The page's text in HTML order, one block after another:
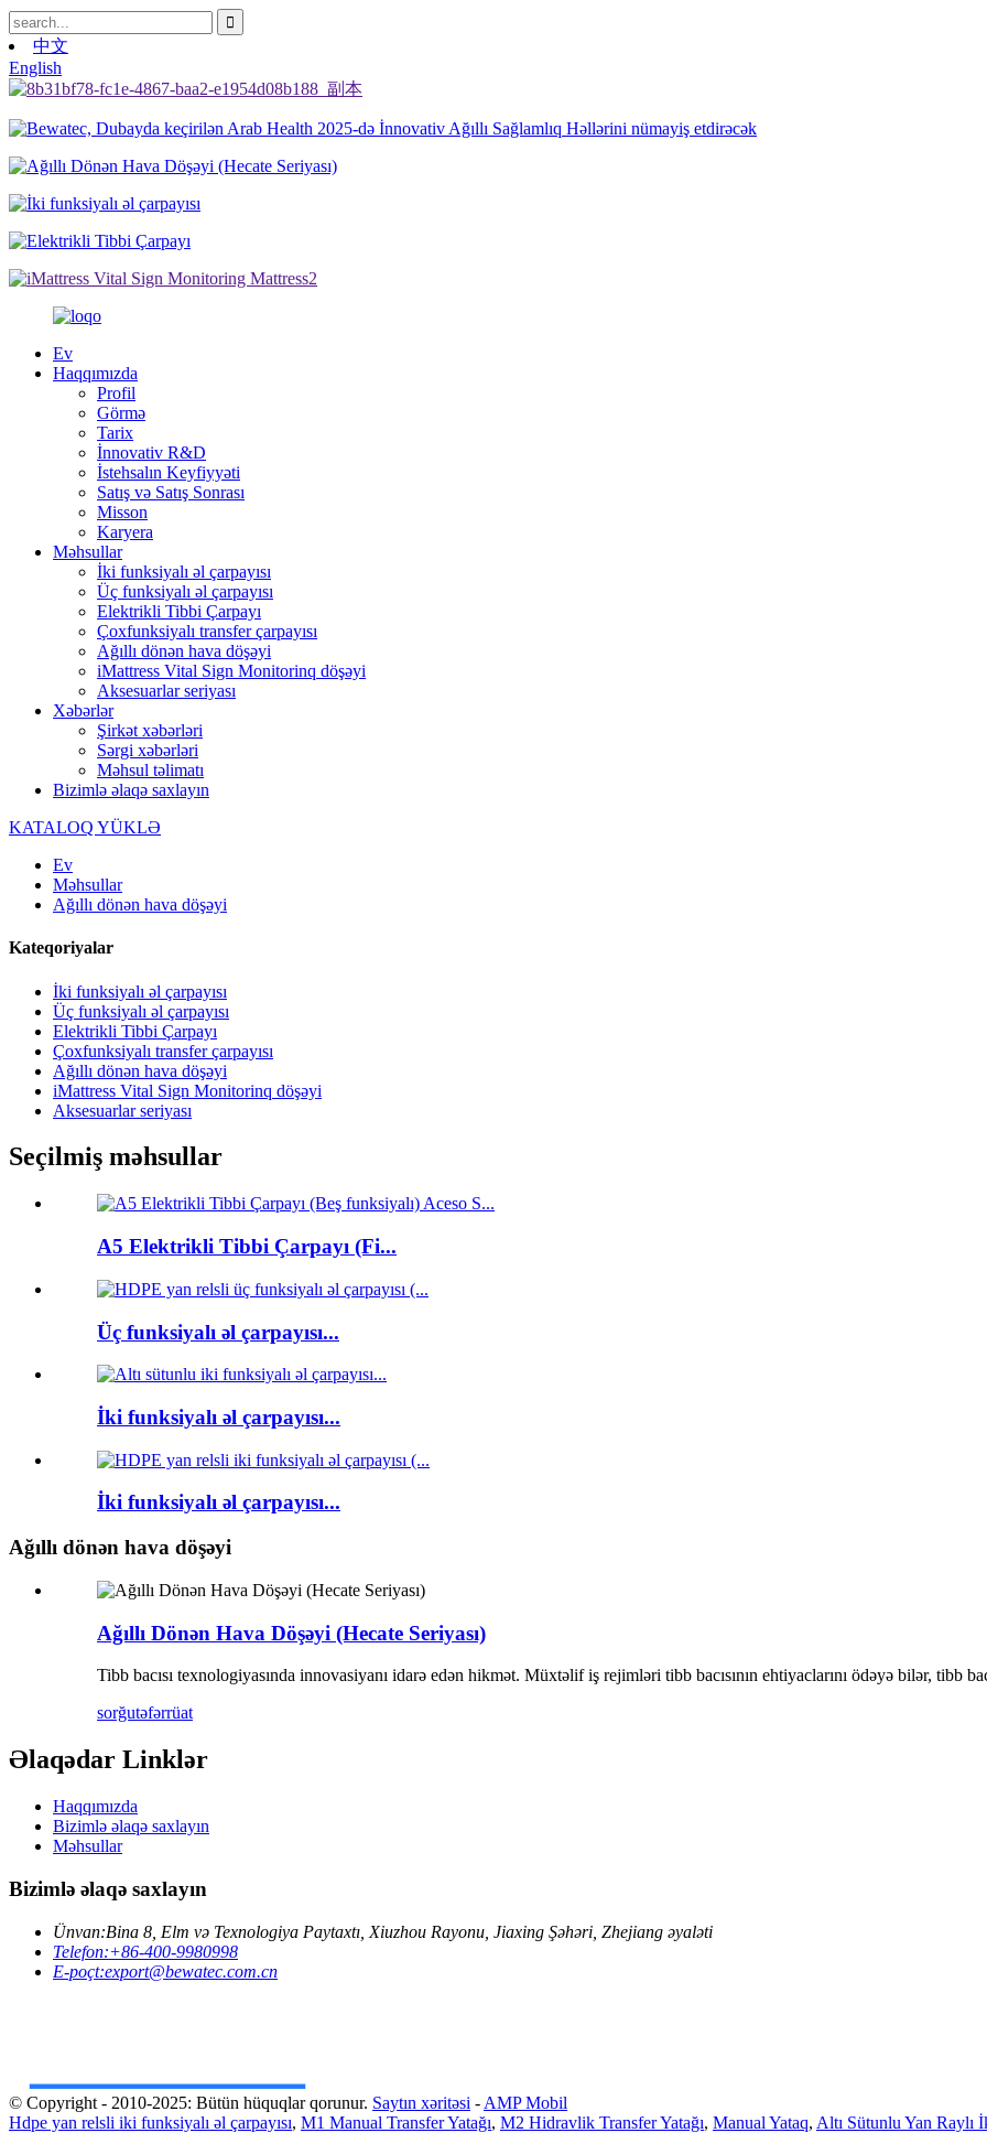
中文
English
Ev
Haqqımızda
Profil
Görmə
Tarix
İnnovativ R&D
İstehsalın Keyfiyyəti
Satış və Satış Sonrası
Misson
Karyera
Məhsullar
İki funksiyalı əl çarpayısı
Üç funksiyalı əl çarpayısı
Elektrikli Tibbi Çarpayı
Çoxfunksiyalı transfer çarpayısı
Ağıllı dönən hava döşəyi
iMattress Vital Sign Monitorinq döşəyi
Aksesuarlar seriyası
Xəbərlər
Şirkət xəbərləri
Sərgi xəbərləri
Məhsul təlimatı
Bizimlə əlaqə saxlayın
KATALOQ YÜKLƏ
Ev
Məhsullar
Ağıllı dönən hava döşəyi
Kateqoriyalar
İki funksiyalı əl çarpayısı
Üç funksiyalı əl çarpayısı
Elektrikli Tibbi Çarpayı
Çoxfunksiyalı transfer çarpayısı
Ağıllı dönən hava döşəyi
iMattress Vital Sign Monitorinq döşəyi
Aksesuarlar seriyası
Seçilmiş məhsullar
A5 Elektrikli Tibbi Çarpayı (Fi...
Üç funksiyalı əl çarpayısı...
İki funksiyalı əl çarpayısı...
İki funksiyalı əl çarpayısı...
Ağıllı dönən hava döşəyi
Ağıllı Dönən Hava Döşəyi (Hecate Seriyası)
Tibb bacısı texnologiyasında innovasiyanı idarə edən hikmət. Müxtəlif iş rejimləri tibb bacısının ehtiyaclarını ödəyə bilər, tibb
sorğutəfərrüat
Əlaqədar Linklər
Haqqımızda
Bizimlə əlaqə saxlayın
Məhsullar
Bizimlə əlaqə saxlayın
Ünvan:Bina 8, Elm və Texnologiya Paytaxtı, Xiuzhou Rayonu, Jiaxing Şəhəri, Zhejiang əyaləti
Telefon:+86-400-9980998
E-poçt:export@bewatec.com.cn
© Copyright - 2010-2025: Bütün hüquqlar qorunur. Saytın xəritəsi - AMP Mobil
Hdpe yan relsli iki funksiyalı əl çarpayısı, M1 Manual Transfer Yatağı, M2 Hidravlik Transfer Yatağı, Manual Yataq, Altı Sütunlu Yan Raylı